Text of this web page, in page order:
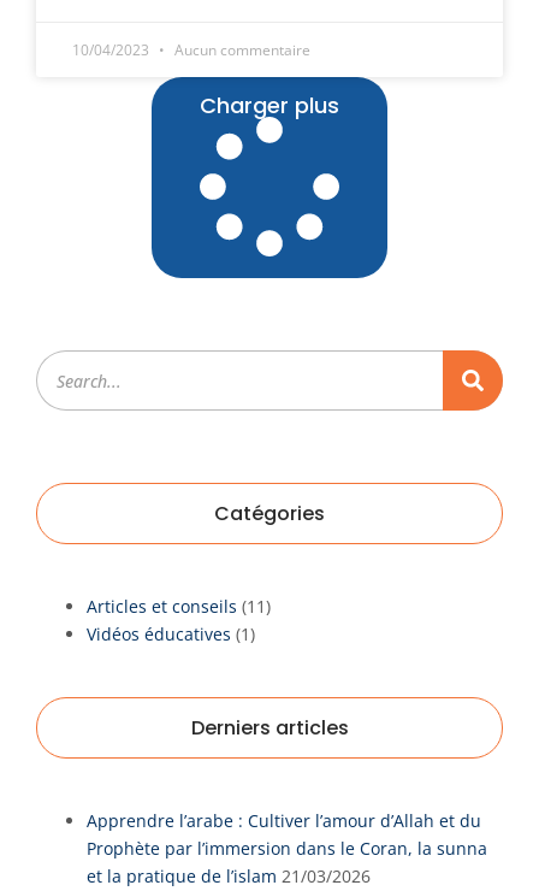
10/04/2023 Aucun commentaire
Charger plus
R
e
r
c
Catégories
Articles et conseils (11)
Vidéos éducatives (1)
Derniers articles
Apprendre l’arabe : Cultiver l’amour d’Allah et du
Prophète par l’immersion dans le Coran, la sunna
et la pratique de l’islam 21/03/2026